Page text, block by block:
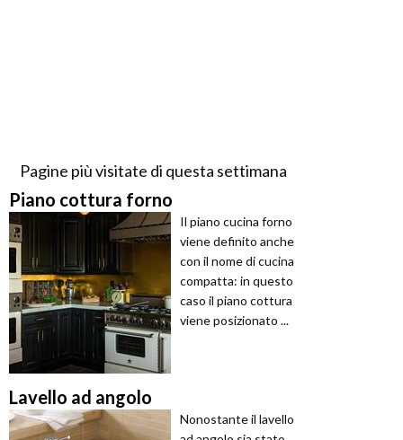
Pagine più visitate di questa settimana
Piano cottura forno
Il piano cucina forno
viene definito anche
con il nome di cucina
compatta: in questo
caso il piano cottura
viene posizionato ...
Lavello ad angolo
Nonostante il lavello